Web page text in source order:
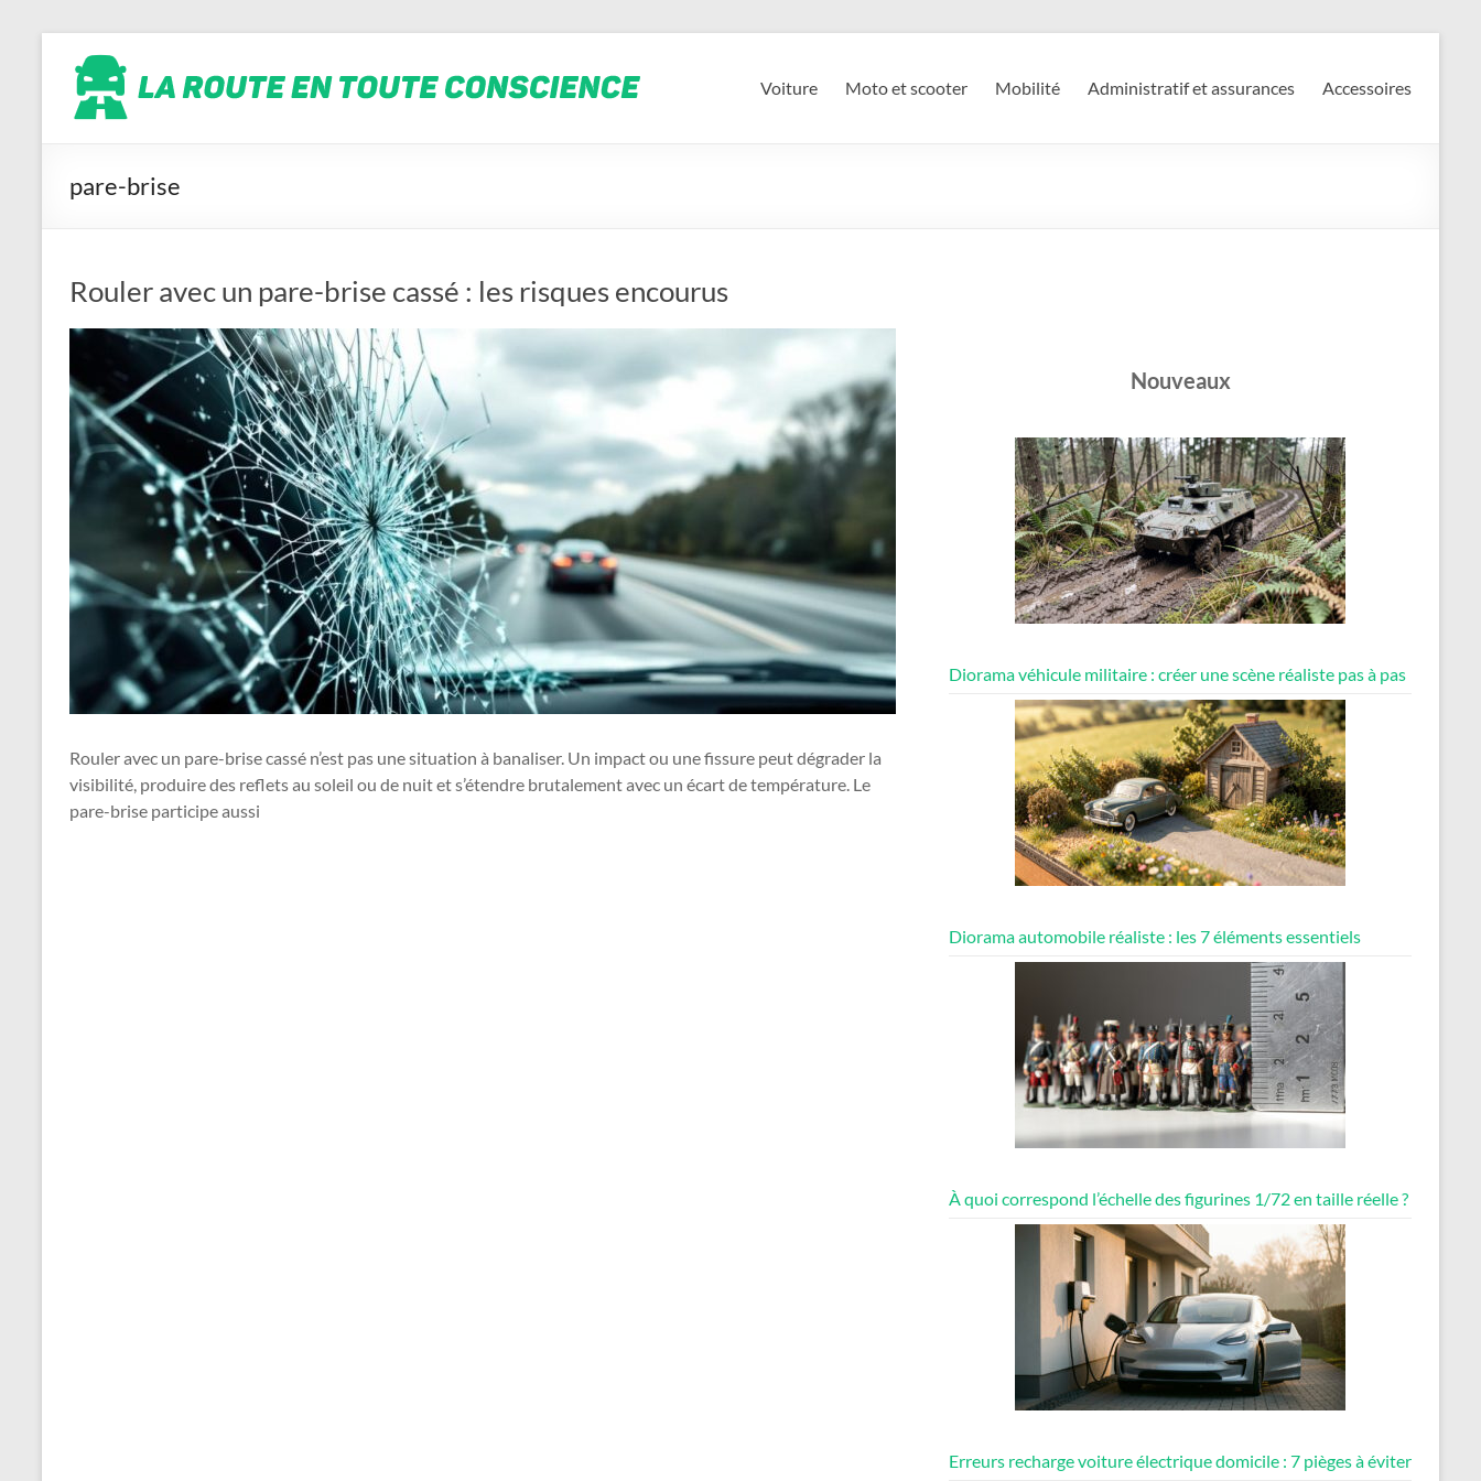
contenu
La
route
en
conscience
Voiture Moto et scooter Mobilité Administratif et assurances Accessoires
pare-brise
Rouler avec un pare-brise cassé : les risques encourus
Rouler avec un pare-brise cassé n’est pas une situation à banaliser. Un impact ou une fissure peut dégrader la
visibilité, produire des reflets au soleil ou de nuit et s’étendre brutalement avec un écart de température. Le
pare-brise participe aussi
Nouveaux
Diorama véhicule militaire : créer une scène réaliste pas à pas
Diorama automobile réaliste : les 7 éléments essentiels
À quoi correspond l’échelle des figurines 1/72 en taille réelle ?
Erreurs recharge voiture électrique domicile : 7 pièges à éviter